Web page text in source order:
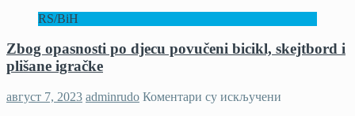
RS/BiH
Zbog opasnosti po djecu povučeni bicikl, skejtbord i
plišane igračke
август 7, 2023 adminrudo Коментари су искључени